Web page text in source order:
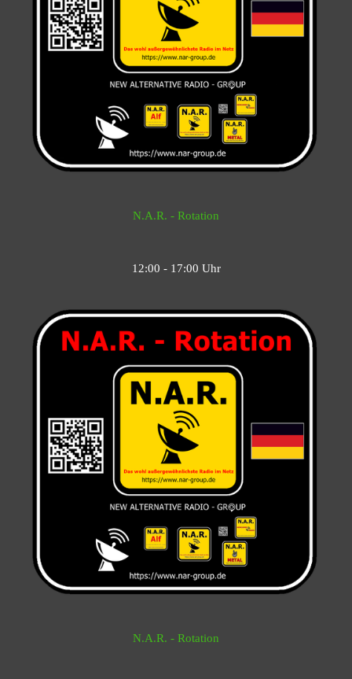
N.A.R. - Rotation
12:00 - 17:00 Uhr
N.A.R. - Rotation